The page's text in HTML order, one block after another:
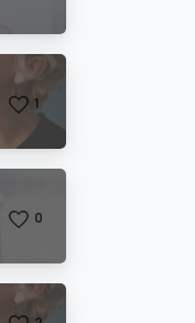
1
0